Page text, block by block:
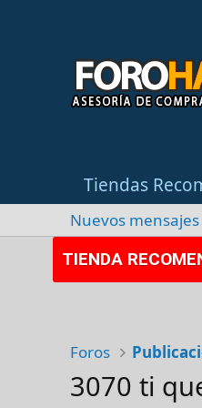
Tiendas
Nuevos mensajes
TIENDA
Foros
3070 ti